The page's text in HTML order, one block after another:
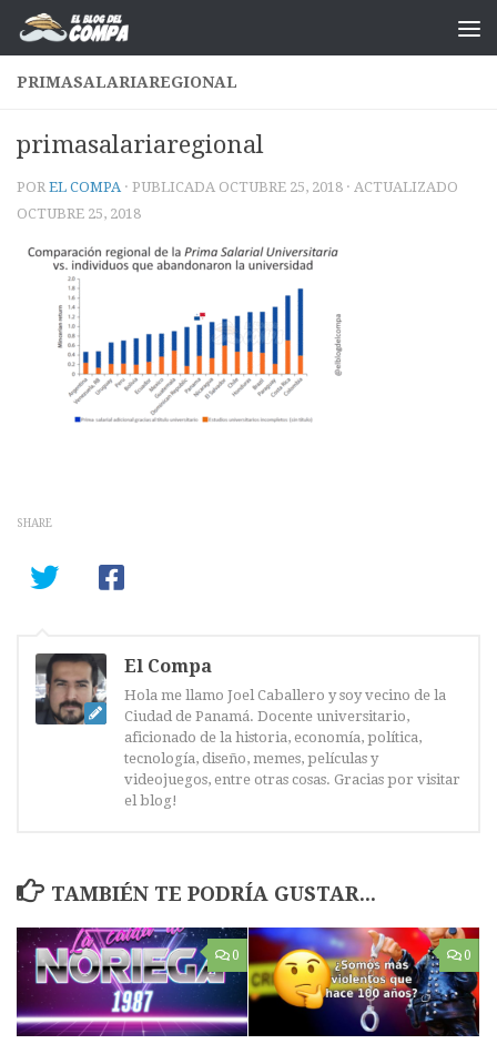
Saltar al contenido
PRIMASALARIAREGIONAL
primasalariaregional
POR EL COMPA · PUBLICADA OCTUBRE 25, 2018 · ACTUALIZADO
OCTUBRE 25, 2018
SHARE
El Compa
Hola me llamo Joel Caballero y soy vecino de la
Ciudad de Panamá. Docente universitario,
aficionado de la historia, economía, política,
tecnología, diseño, memes, películas y
videojuegos, entre otras cosas. Gracias por visitar
el blog!
TAMBIÉN TE PODRÍA GUSTAR...
0 0